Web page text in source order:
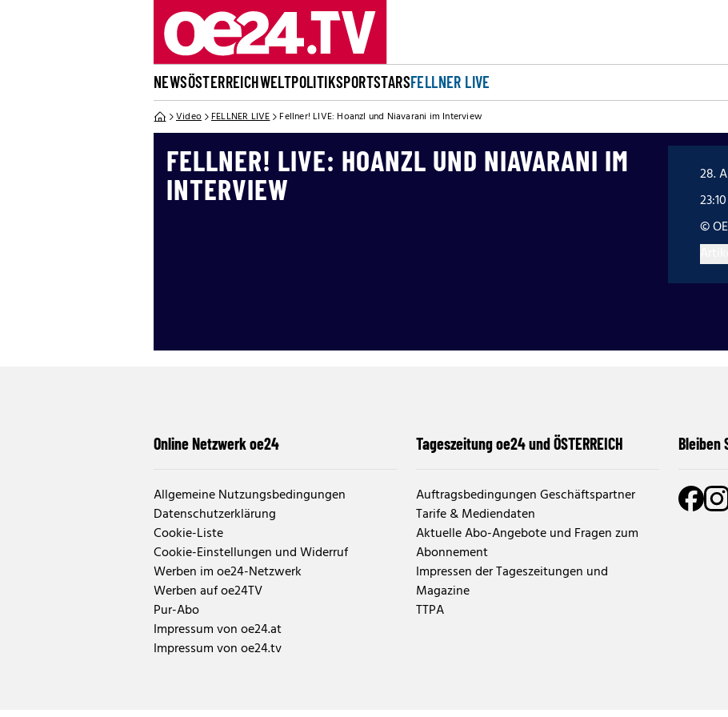
NEWSÖSTERREICHWELTPOLITIKSPORTSTARSFELLNER LIVE
Video FELLNER LIVE Fellner! LIVE: Hoanzl und Niavarani im Interview
FELLNER! LIVE: HOANZL UND NIAVARANI IM
INTERVIEW
28.
©
Online Netzwerk oe24
Allgemeine Nutzungsbedingungen
Datenschutzerklärung
Cookie-Liste
Cookie-Einstellungen und Widerruf
Werben im oe24-Netzwerk
Werben auf oe24TV
Pur-Abo
Impressum von oe24.at
Impressum von oe24.tv
Tageszeitung oe24 und ÖSTERREICH
Auftragsbedingungen Geschäftspartner
Tarife & Mediendaten
Aktuelle Abo-Angebote und Fragen zum
Abonnement
Impressen der Tageszeitungen und
Magazine
TTPA
Bleiben